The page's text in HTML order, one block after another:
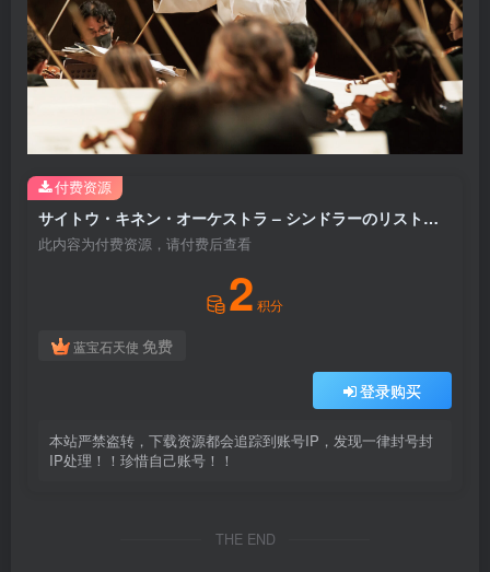
サイトウ・キネン・オーケストラ – シンドラーのリストのテーマ (映画『シンドラーのリスト』から ／ 2023年 サントリーホールにてライヴ録音)【44.1kHz／16bit】日本区
此内容为付费资源，请付费后查看
2 积分
蓝宝石天使 免费
登录购买
本站严禁盗转，下载资源都会追踪到账号IP，发现一律封号封
IP处理！！珍惜自己账号！！
付费资源
THE END